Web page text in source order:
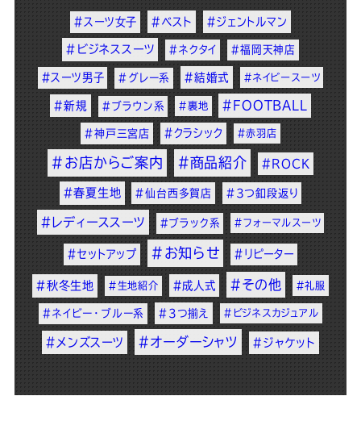
#スーツ女子 #ベスト #ジェントルマン
#ビジネススーツ #ネクタイ #福岡天神店
#スーツ男子 #グレー系 #結婚式 #ネイビースーツ
#新規 #ブラウン系 #裏地 #FOOTBALL
#神戸三宮店 #クラシック #赤羽店
#お店からご案内 #商品紹介 #ROCK
#春夏生地 #仙台西多賀店 #3つ釦段返り
#レディーススーツ #ブラック系 #フォーマルスーツ
#セットアップ #お知らせ #リピーター
#秋冬生地 #生地紹介 #成人式 #その他 #礼服
#ネイビー・ブルー系 #3つ揃え #ビジネスカジュアル
#メンズスーツ #オーダーシャツ #ジャケット